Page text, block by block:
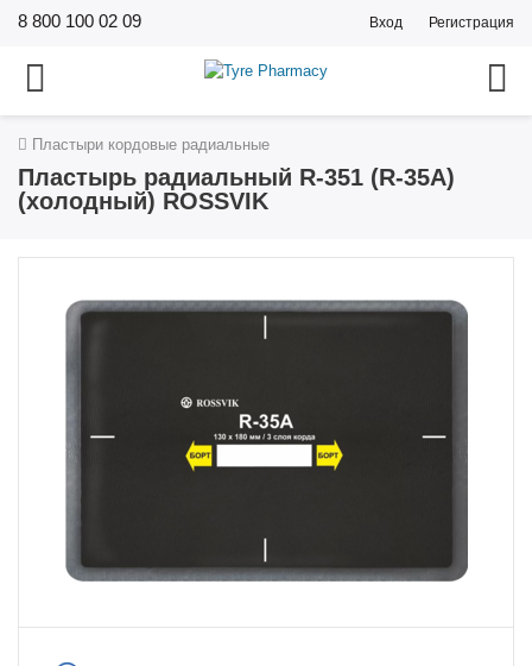
8 800 100 02 09 Вход Регистрация
Пластыри кордовые радиальные
Пластырь радиальный R-351 (R-35A)
(холодный) ROSSVIK